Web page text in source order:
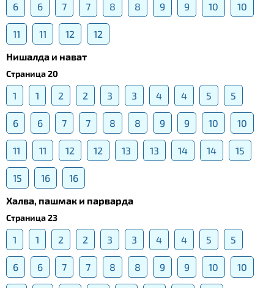
6 6 7 7 8 8 9 9 10 10
11 11 12
12
Нишалда и нават
Страница 20
1 1 2 2 3 3 4 4 5 5
6 6 7 7 8 8 9 9 10 10
11 11 12 12 13 13 14 14 15
15 16
16
Халва, пашмак и парварда
Страница 23
1 1 2 2 3 3 4 4 5 5
6 6 7 7 8 8 9 9 10 10